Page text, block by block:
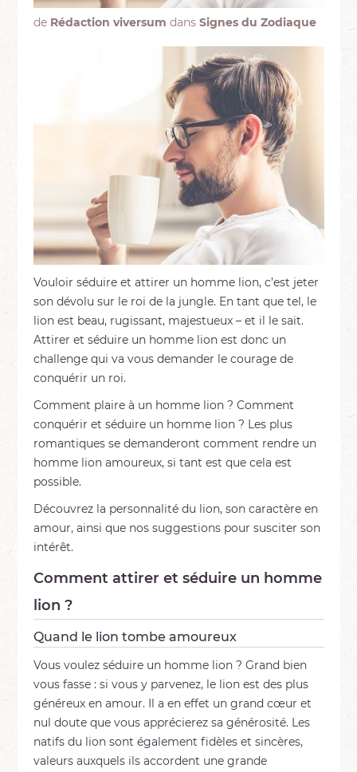
de Rédaction viversum dans Signes du Zodiaque
Vouloir séduire et attirer un homme lion, c’est jeter
son dévolu sur le roi de la jungle. En tant que tel, le
lion est beau, rugissant, majestueux – et il le sait.
Attirer et séduire un homme lion est donc un
challenge qui va vous demander le courage de
conquérir un roi.
Comment plaire à un homme lion ? Comment
conquérir et séduire un homme lion ? Les plus
romantiques se demanderont comment rendre un
homme lion amoureux, si tant est que cela est
possible.
Découvrez la personnalité du lion, son caractère en
amour, ainsi que nos suggestions pour susciter son
intérêt.
Comment attirer et séduire un homme
lion ?
Quand le lion tombe amoureux
Vous voulez séduire un homme lion ? Grand bien
vous fasse : si vous y parvenez, le lion est des plus
généreux en amour. Il a en effet un grand cœur et
nul doute que vous apprécierez sa générosité. Les
natifs du lion sont également fidèles et sincères,
valeurs auxquels ils accordent une grande